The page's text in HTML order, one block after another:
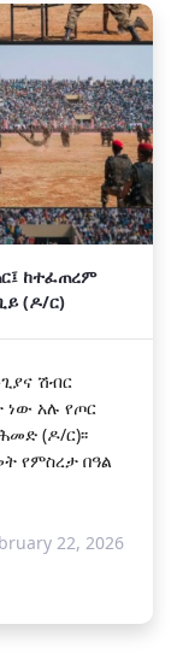
ከተፈጠረም
(ዶ/ር)
ሽብር
አሉ የጦር
(ዶ/ር)፡፡
የምስረታ በዓል
22, 2026